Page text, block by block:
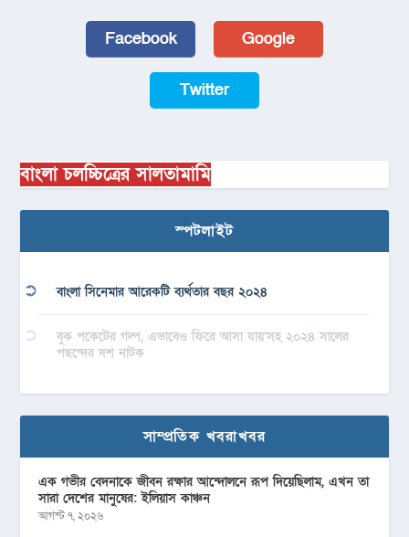
Facebook Google
Twitter
বাংলা চলচ্চিত্রের সালতামামি
স্পটলাইট
বাংলা সিনেমার আরেকটি ব্যর্থতার বছর ২০২৪
বুক পকেটের গল্প, এভাবেও ফিরে আসা যায়’সহ ২০২৪ সালের
পছন্দের দশ নাটক
সাম্প্রতিক খবরাখবর
এক গভীর বেদনাকে জীবন রক্ষার আন্দোলনে রূপ দিয়েছিলাম, এখন তা
সারা দেশের মানুষের: ইলিয়াস কাঞ্চন
আগস্ট ৭, ২০২৬